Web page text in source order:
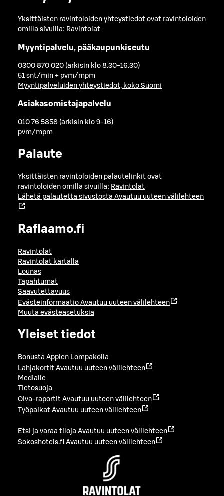
Yksittäisten ravintoloiden yhteystiedot ovat ravintoloiden
omilla sivuilla: Ravintolat
Myyntipalvelu, pääkaupunkiseutu
0300 870 020 (arkisin klo 8.30-16.30)
51 snt/min + pvm/mpm
Myyntipalveluiden yhteystiedot, koko Suomi
Asiakasomistajapalvelu
010 76 5858 (arkisin klo 9-16)
pvm/mpm
Palaute
Yksittäisten ravintoloiden palautelinkit ovat
ravintoloiden omilla sivuilla: Ravintolat
Lähetä palautetta sivustosta Avautuu uuteen välilehteen
Raflaamo.fi
Ravintolat
Ravintolat kartalla
Lounas
Tapahtumat
Saavutettavuus
Evästeinformaatio Avautuu uuteen välilehteen
Muuta evästeasetuksia
Yleiset tiedot
Bonusta Applen Lompakolla
Lahjakortit Avautuu uuteen välilehteen
Medialle
Tietosuoja
Oiva-raportit Avautuu uuteen välilehteen
Työpaikat Avautuu uuteen välilehteen
Etsi ja varaa tiloja Avautuu uuteen välilehteen
Sokoshotels.fi Avautuu uuteen välilehteen